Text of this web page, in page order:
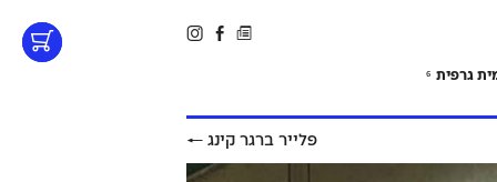
גרפית 6
פלייר ברגר קינג ←